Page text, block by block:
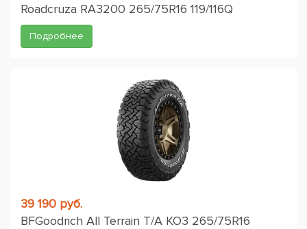
Roadcruza RA3200 265/75R16 119/116Q
Подробнее
39 190 руб.
BFGoodrich All Terrain T/A KO3 265/75R16